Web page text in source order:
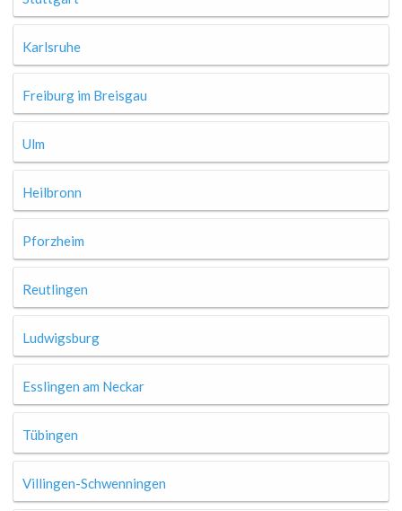
Karlsruhe
Freiburg im Breisgau
Ulm
Heilbronn
Pforzheim
Reutlingen
Ludwigsburg
Esslingen am Neckar
Tübingen
Villingen-Schwenningen